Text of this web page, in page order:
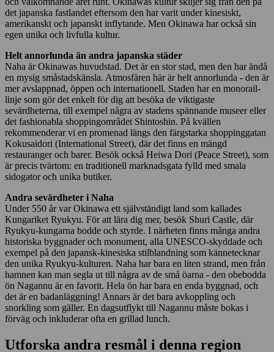
det japanska fastlandet eftersom den har varit under kinesiskt,
amerikanskt och japanskt inflytande. Men Okinawa har också sin
egen unika och livfulla kultur.
Helt annorlunda än andra japanska städer
Naha är Okinawas huvudstad. Det är en stor stad, men den har ändå
en mysig småstadskänsla. Atmosfären här är helt annorlunda - den är
mer avslappnad, öppen och internationell. Staden har en monorail-
linje som gör det enkelt för dig att besöka de viktigaste
sevärdheterna, till exempel några av stadens spännande museer eller
det fashionabla shoppingområdet Shintoshin. På kvällen
rekommenderar vi en promenad längs den färgstarka shoppinggatan
Kokusaidori (International Street), där det finns en mängd
restauranger och barer. Besök också Heiwa Dori (Peace Street), som
är precis tvärtom: en traditionell marknadsgata fylld med smala
sidogator och unika butiker.
Andra sevärdheter i Naha
Under 550 år var Okinawa ett självständigt land som kallades
Kungariket Ryukyu. För att lära dig mer, besök Shuri Castle, där
Ryukyu-kungarna bodde och styrde. I närheten finns många andra
historiska byggnader och monument, alla UNESCO-skyddade och
exempel på den japansk-kinesiska stilblandning som kännetecknar
den unika Ryukyu-kulturen. Naha har bara en liten strand, men från
hamnen kan man segla ut till några av de små öarna - den obebodda
ön Nagannu är en favorit. Hela ön har bara en enda byggnad, och
det är en badanläggning! Annars är det bara avkoppling och
snorkling som gäller. En dagsutflykt till Nagannu måste bokas i
förväg och inkluderar ofta en grillad lunch.
Utforska andra resmål i denna region